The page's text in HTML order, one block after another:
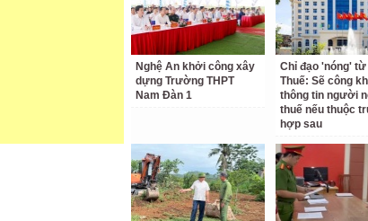
Nghệ An khởi công xây
dựng Trường THPT
Nam Đàn 1
Chỉ đạo 'nóng'
Thuế: Sẽ công
thông tin người
thuế nếu thuộc
hợp sau